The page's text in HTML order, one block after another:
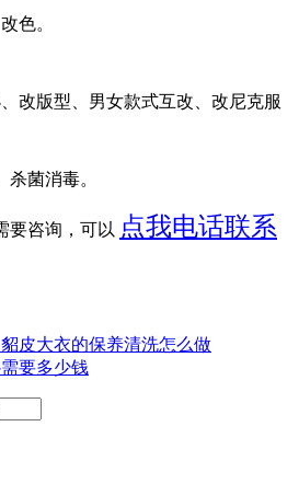
色。
改版型、男女款式互改、改尼克服
菌消毒。
要咨询，可以 点我电话联系
皮大衣的保养清洗怎么做
要多少钱